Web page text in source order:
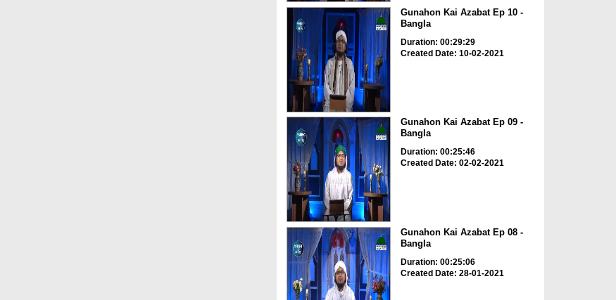
Gunahon Kai Azabat Ep 10 -
Bangla
Duration: 00:29:29
Created Date: 10-02-2021
Gunahon Kai Azabat Ep 09 -
Bangla
Duration: 00:25:46
Created Date: 02-02-2021
Gunahon Kai Azabat Ep 08 -
Bangla
Duration: 00:25:06
Created Date: 28-01-2021